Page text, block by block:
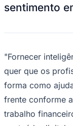
Hub de
Portal
Vagas de
Concursos
Panorama Econômico
Panorama
Para Sua Empresa
sentimento
"Fornecer
quer que os
forma como
frente conforme
trabalho